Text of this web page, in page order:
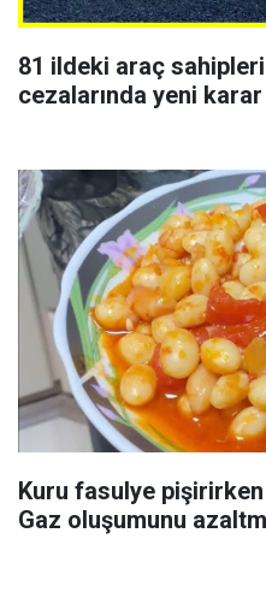
81 ildeki araç
cezalarında yeni karar
Kuru fasulye pişirirken
Gaz oluşumunu